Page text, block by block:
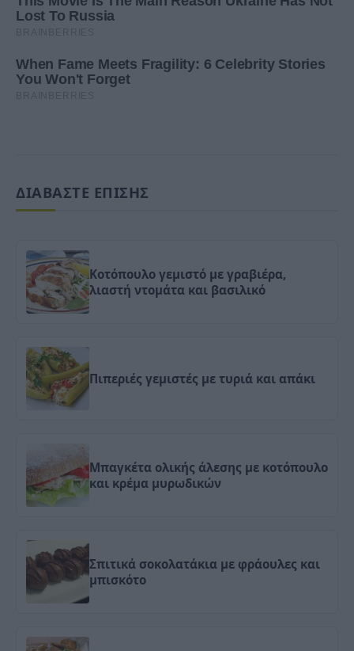
ΔΙΑΒΑΣΤΕ ΕΠΙΣΗΣ
Κοτόπουλο γεμιστό με γραβιέρα,
λιαστή ντομάτα και βασιλικό
Πιπεριές γεμιστές με τυριά και απάκι
Μπαγκέτα ολικής άλεσης με κοτόπουλο
και κρέμα μυρωδικών
Σπιτικά σοκολατάκια με φράουλες και
μπισκότο